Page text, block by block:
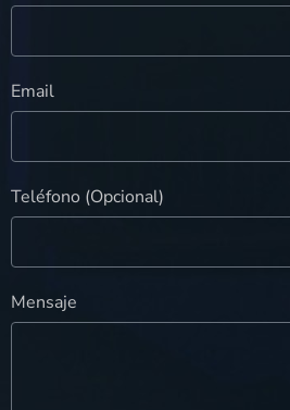
Email
Teléfono (Opcional)
Mensaje